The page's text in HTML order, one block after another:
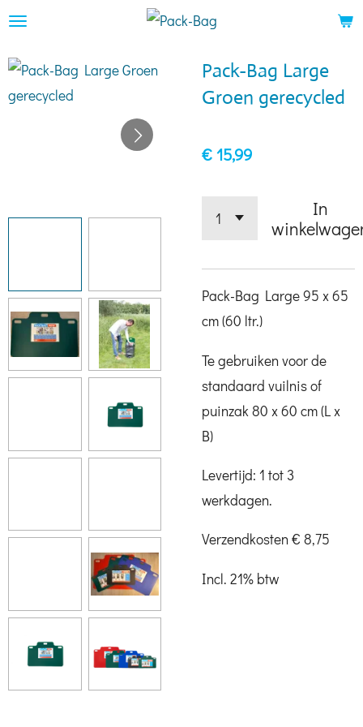
Ga
naar
de
Pack-Bag Large
Groen gerecycled
€ 15,99
In
Pack-Bag Large 95 x 65
cm (60 ltr.)
Te gebruiken voor de
standaard vuilnis of
puinzak80 x 60 cm (L x
B)
Levertijd: 1 tot 3
werkdagen.
Verzendkosten € 8,75
Incl. 21% btw